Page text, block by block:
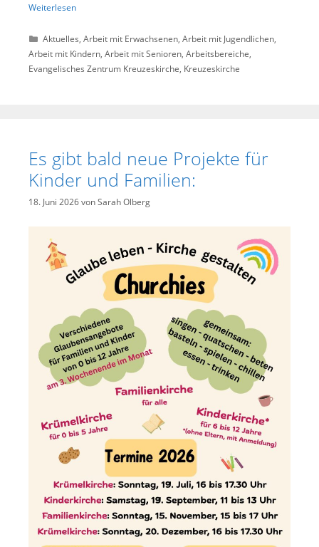
Weiterlesen
Kategorien
Aktuelles,Arbeit mit Erwachsenen,Arbeit mit Jugendlichen,
Arbeit mit Kindern, Arbeit mit Senioren, Arbeitsbereiche,
Evangelisches Zentrum Kreuzeskirche, Kreuzeskirche
Es gibt bald neue Projekte für
Kinder und Familien:
18. Juni 2026vonSarah Olberg